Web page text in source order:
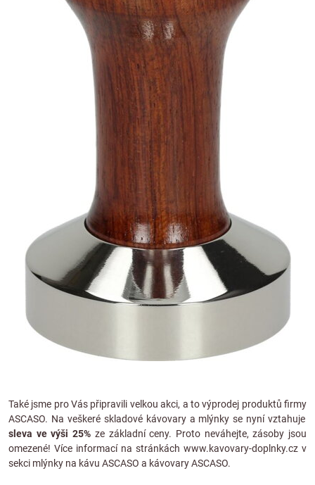
Také jsme pro Vás připravili velkou akci, a to výprodej produktů firmy
ASCASO. Na veškeré skladové kávovary a mlýnky se nyní vztahuje
sleva ve výši 25% ze základní ceny. Proto neváhejte, zásoby jsou
omezené! Více informací na stránkách www.kavovary-doplnky.cz v
sekci mlýnky na kávu ASCASO a kávovary ASCASO.